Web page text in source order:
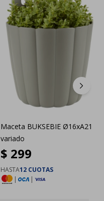
Maceta BUKSEBIE Ø16xA21
variado
$ 299
HASTA12 CUOTAS
|
|